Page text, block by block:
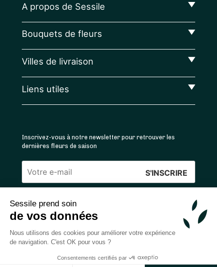
Sessile prend soin
de vos données
Nous utilisons des cookies pour améliorer votre expérience
de navigation. C'est OK pour vous ?
Consentements certifiés par
Ajouter au panier
A propos de Sessile
Bouquets de fleurs
Villes de livraison
Liens utiles
Inscrivez-vous à notre newsletter pour retrouver les
dernières fleurs de saison
Veuillez
ce
champ
4.4 /5 ⭐ | 120 000+ bouquets livrés |
Achats 100% sécurisés
2026 — © Sessile SAS